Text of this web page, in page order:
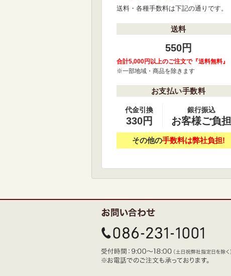
送料・各種手数料は下記の通りです。
送料
550円
合計5,000円以上のご注文で『送料無料』
※一部地域・商品を除きます
お支払い手数料
代金引換
330円
銀行振込
お客様ご負担
その他の手数料は弊社負担!